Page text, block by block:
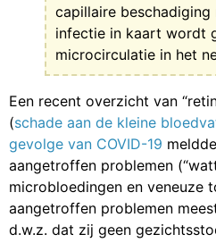
capillaire beschadiging
infectie in kaart wordt
microcirculatie in het
Een recent overzicht van
(schade aan de kleine
gevolge van COVID-19
aangetroffen problemen
microbloedingen en veneuze
aangetroffen problemen
d.w.z. dat zij geen